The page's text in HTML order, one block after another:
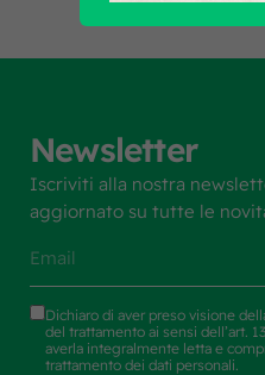
Newsletter
Iscriviti alla nostra
aggiornato su tutte le
Dichiaro di aver preso visione
del trattamento ai sensi dell’art.
averla integralmente letta e
trattamento dei dati personali.